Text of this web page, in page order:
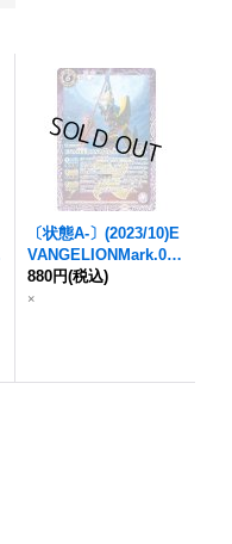
〔状態A-〕(2023/10)E
VANGELION Mark.06-
カシウスの槍-
B21-X01}《紫》
880円(税込)
×